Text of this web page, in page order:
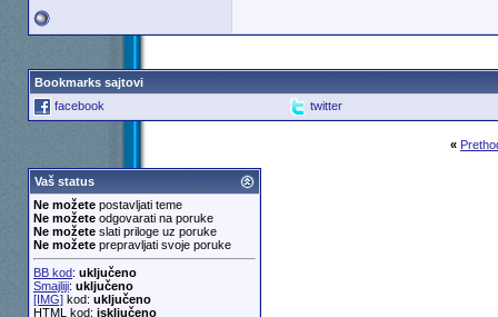
Bookmarks sajtovi
facebook
twitter
«
Vaš status
Ne možetepostavljati teme
Ne možeteodgovarati na poruke
Ne možeteslati priloge uz poruke
Ne možeteprepravljati svoje poruke
BB kod: uključeno
Smajliji: uključeno
[IMG]kod: uključeno
HTML kod: isključeno